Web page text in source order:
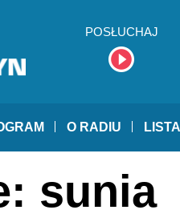
POSŁUCHAJ
O RADIU
sunia